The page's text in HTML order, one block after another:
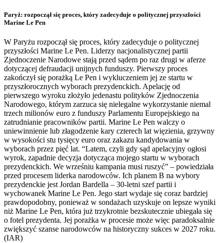
Paryż: rozpoczął się proces, który zadecyduje o politycznej przyszłości
Marine Le Pen
W Paryżu rozpoczął się proces, który zadecyduje o politycznej
przyszłości Marine Le Pen. Liderzy nacjonalistycznej partii
Zjednoczenie Narodowe stają przed sądem po raz drugi w aferze
dotyczącej defraudacji unijnych funduszy. Pierwszy proces
zakończył się porażką Le Pen i wykluczeniem jej ze startu w
przyszłorocznych wyborach prezydenckich. Apelację od
pierwszego wyroku złożyło jedenastu polityków Zjednoczenia
Narodowego, którym zarzuca się nielegalne wykorzystanie niemal
trzech milionów euro z funduszy Parlamentu Europejskiego na
zatrudnianie pracowników partii. Marine Le Pen walczy o
uniewinnienie lub złagodzenie kary czterech lat więzienia, grzywny
w wysokości stu tysięcy euro oraz zakazu kandydowania w
wyborach przez pięć lat. “Latem, czyli gdy sąd apelacyjny ogłosi
wyrok, zapadnie decyzja dotycząca mojego startu w wyborach
prezydenckich. We wrześniu kampania musi ruszyć” – powiedziała
przed procesem liderka narodowców. Ich planem B na wybory
prezydenckie jest Jordan Bardella – 30-letni szef partii i
wychowanek Marine Le Pen. Jego start wydaje się coraz bardziej
prawdopodobny, ponieważ w sondażach uzyskuje on lepsze wyniki
niż Marine Le Pen, która już trzykrotnie bezskutecznie ubiegała się
o fotel prezydenta. Jej porażka w procesie może więc paradoksalnie
zwiększyć szanse narodowców na historyczny sukces w 2027 roku.
(IAR)